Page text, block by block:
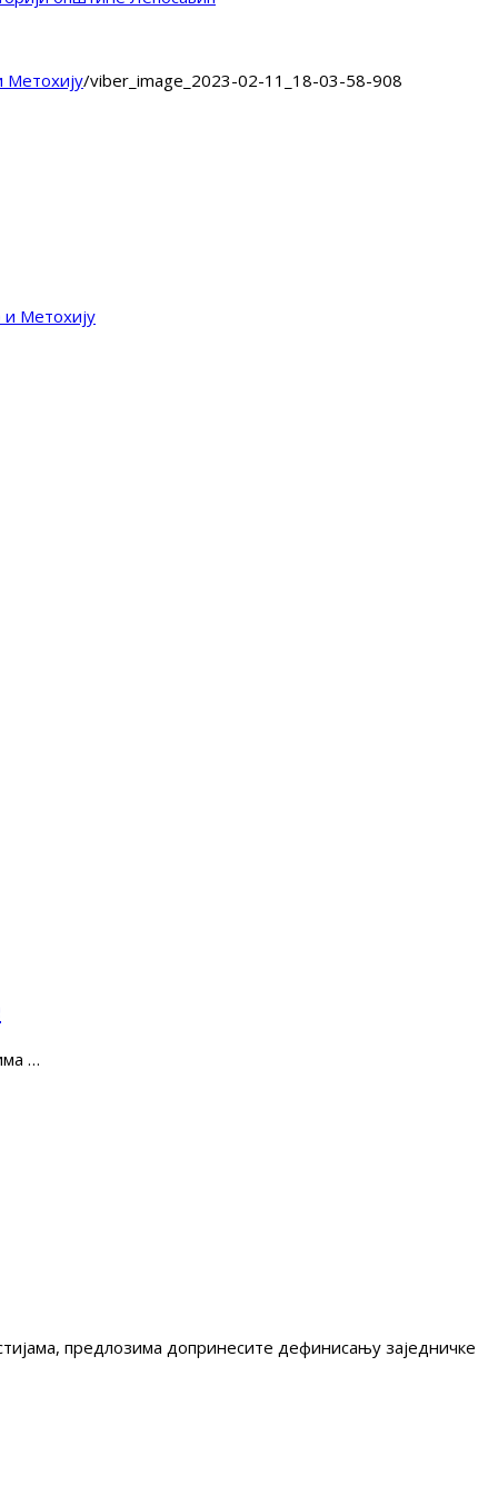
Метохију/viber_image_2023-02-11_18-03-58-908
и Метохију
…
предлозима допринесите дефинисању заједничке